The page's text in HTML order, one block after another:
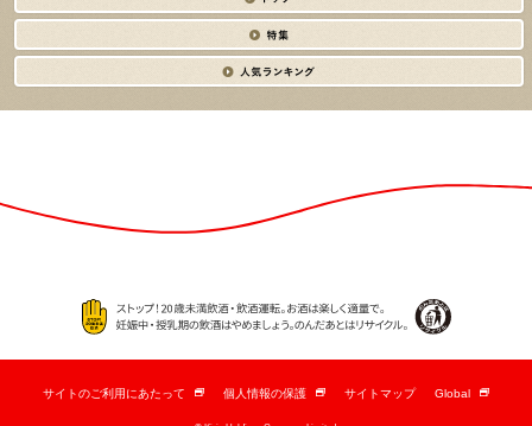
サイトのご利用にあたって
新
個人情報の保護
新
サイトマップ Global
新